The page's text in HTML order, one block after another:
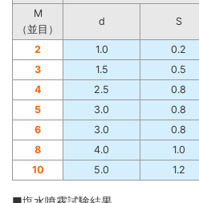
M
（並目）
d S
2 1.0 0.2
3
1.5 0.5
4
2.5 0.8
5
3.0 0.8
6
3.0 0.8
8
4.0 1.0
10
5.0 1.2